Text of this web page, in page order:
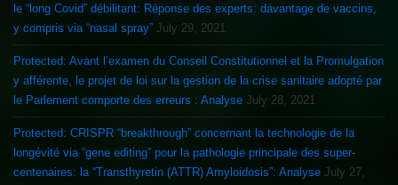
le “long Covid” débilitant: Réponse des experts: davantage de vaccins,
y compris via “nasal spray” July 29, 2021
Protected: Avant l’examen du Conseil Constitutionnel et la Promulgation
y afférente, le projet de loi sur la gestion de la crise sanitaire adopté par
le Parlement comporte des erreurs : Analyse July 28, 2021
Protected: CRISPR “breakthrough” concernant la technologie de la
longévité via “gene editing” pour la pathologie principale des super-
centenaires: la “Transthyretin (ATTR) Amyloidosis”: Analyse July 27,